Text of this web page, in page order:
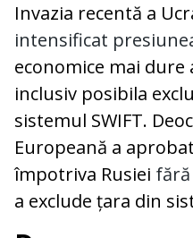
Invazia recentă a
intensificat
economice mai dure
inclusiv posibila
sistemul SWIFT.
Europeană a
împotriva Rusiei
a exclude țara din